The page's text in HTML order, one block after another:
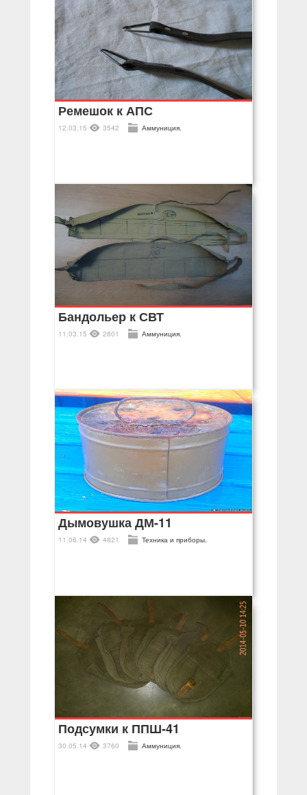
Ремешок к АПС
12.03.15 3542 Аммуниция.
Бандольер к СВТ
11.03.15 2801 Аммуниция.
Дымовушка ДМ-11
11.06.14 4821 Техника и приборы.
Подсумки к ППШ-41
30.05.14 3760 Аммуниция.